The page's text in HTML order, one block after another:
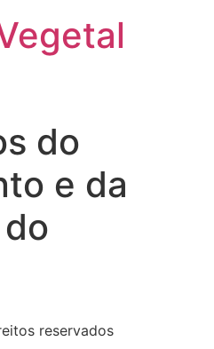
do
e da
reservados